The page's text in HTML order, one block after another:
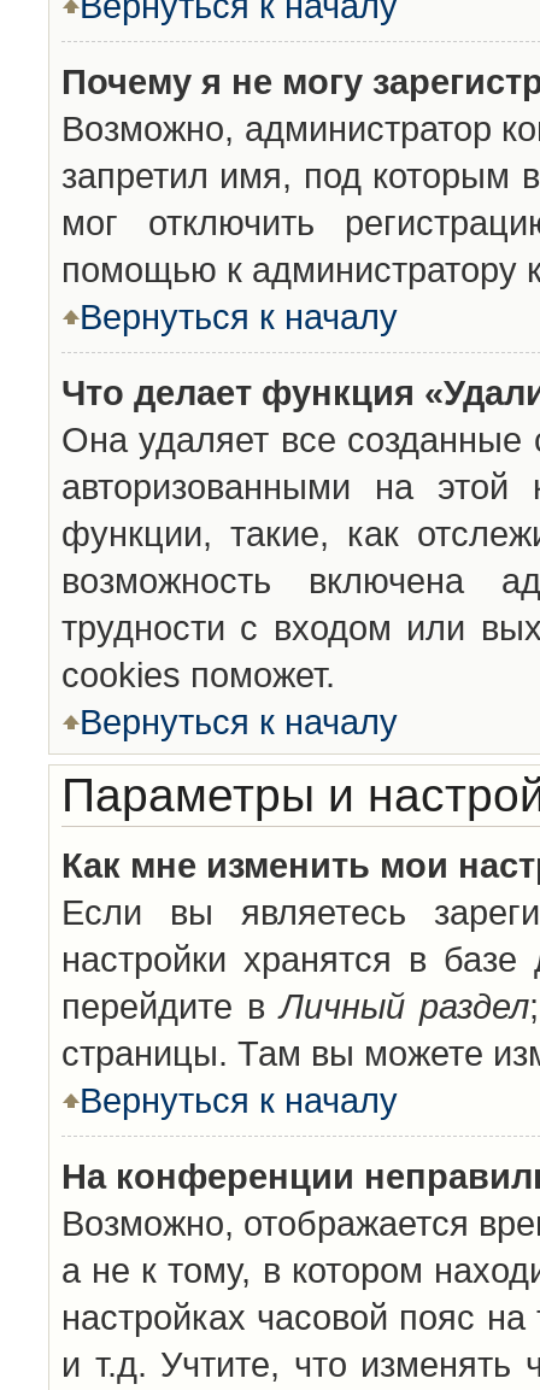
Почему я не могу
Возможно, администратор
запретил имя, под которым
мог отключить
помощью к администратору
Вернуться к началу
Что делает функция
Она удаляет все созданные
авторизованными на
функции, такие, как
возможность включена
трудности с входом или
cookies поможет.
Вернуться к началу
Параметры и
Как мне изменить мои
Если вы являетесь
настройки хранятся в
перейдите вЛичный раздел
страницы. Там вы можете
Вернуться к началу
На конференции
Возможно, отображается
а не к тому, в котором
настройках часовой пояс
и т.д. Учтите, что изменять